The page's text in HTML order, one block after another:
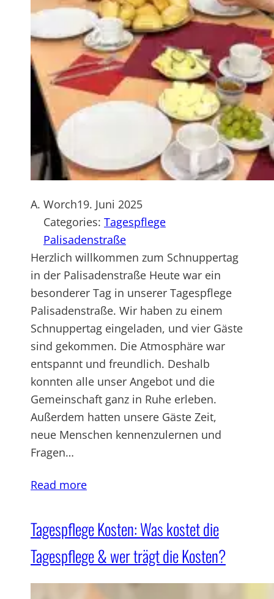
A. Worch19. Juni 2025
Categories: Tagespflege
Palisadenstraße
Herzlich willkommen zum Schnuppertag
in der Palisadenstraße Heute war ein
besonderer Tag in unserer Tagespflege
Palisadenstraße. Wir haben zu einem
Schnuppertag eingeladen, und vier Gäste
sind gekommen. Die Atmosphäre war
entspannt und freundlich. Deshalb
konnten alle unser Angebot und die
Gemeinschaft ganz in Ruhe erleben.
Außerdem hatten unsere Gäste Zeit,
neue Menschen kennenzulernen und
Fragen…
Read more
Tagespflege Kosten: Was kostet die
Tagespflege & wer trägt die Kosten?